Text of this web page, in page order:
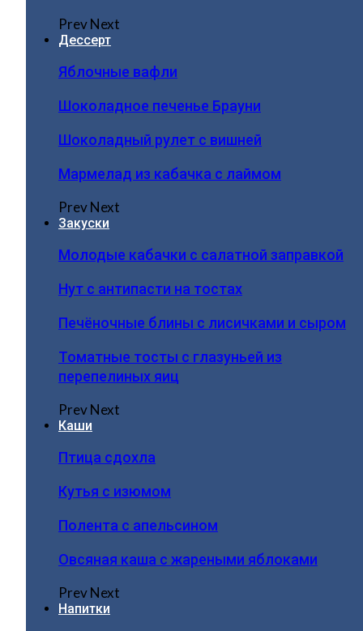
PrevNext
Дессерт
Яблочные вафли
Шоколадное печенье Брауни
Шоколадный рулет с вишней
Мармелад из кабачка с лаймом
PrevNext
Закуски
Молодые кабачки с салатной заправкой
Нут с антипасти на тостах
Печёночные блины с лисичками и сыром
Томатные тосты с глазуньей из
перепелиных яиц
PrevNext
Каши
Птица сдохла
Кутья с изюмом
Полента с апельсином
Овсяная каша с жареными яблоками
PrevNext
Напитки